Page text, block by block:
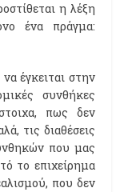
η λέξη
ένα πράγμα:
έγκειται στην
συνθήκες
πως δεν
τις διαθέσεις
που μας
το επιχείρημα
που δεν